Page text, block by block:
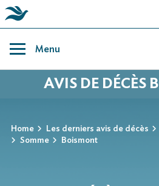
content
Menu
AVIS DE DÉCÈS
Home Les derniers avis de décès
Somme
Boismont